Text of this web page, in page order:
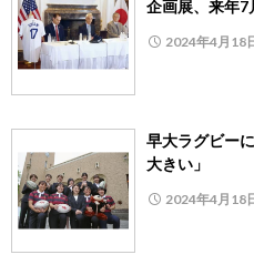
企画展、来年7
2024年4月18
早大ラグビー
大きい」
2024年4月18